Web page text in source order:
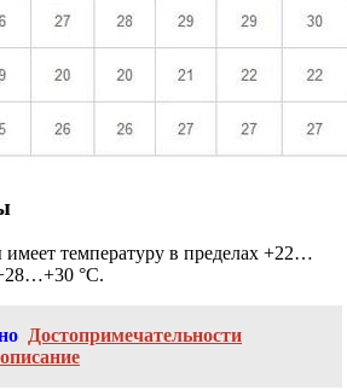
температуру в пределах +22…
°C.
Достопримечательности